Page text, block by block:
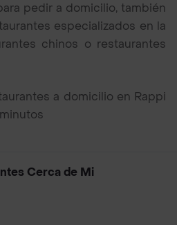
pedir a domicilio, también
especializados en la
chinos o restaurantes
a domicilio en Rappi
Cerca de Mi